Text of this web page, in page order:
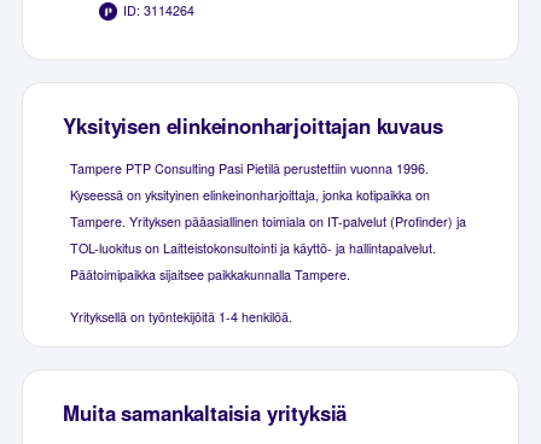
ID: 3114264
Yksityisen elinkeinonharjoittajan kuvaus
Tampere PTP Consulting Pasi Pietilä perustettiin vuonna 1996.
Kyseessä on yksityinen elinkeinonharjoittaja, jonka kotipaikka on
Tampere. Yrityksen pääasiallinen toimiala on IT-palvelut (Profinder) ja
TOL-luokitus on Laitteistokonsultointi ja käyttö- ja hallintapalvelut.
Päätoimipaikka sijaitsee paikkakunnalla Tampere.
Yrityksellä on työntekijöitä 1-4 henkilöä.
Muita samankaltaisia yrityksiä